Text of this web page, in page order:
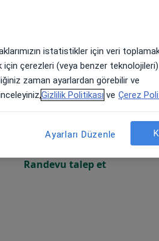
Yarın
8 Ağustos
Paz,
9 Ağustos
Pzt,
10
Online randevu erişime kapalı
Randevu talep et
istatistikler için veri
için çerezleri (veya benzer
zaman ayarlardan görebilir ve
Gizlilik Politikası ve Çerez
Ayarları Düzenle